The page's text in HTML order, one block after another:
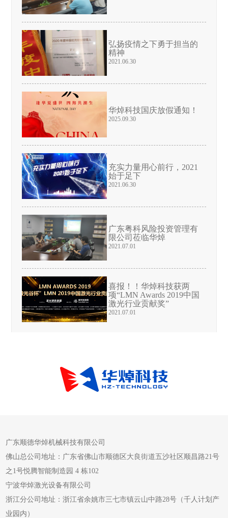
弘扬疫情之下勇于担当的
精神
2021.06.30
华焯科技国庆放假通知！
2025.09.30
充实力量用心前行，2021
始于足下
2021.06.30
广东粤科风险投资管理有
限公司莅临华焯
2021.07.01
喜报！！华焯科技获两
项“LMN Awards 2019中国
激光行业贡献奖”
2021.07.01
广东顺德华焯机械科技有限公司
佛山总公司地址：广东省佛山市顺德区大良街道五沙社区顺昌路21号
之1号悦腾智能制造园 4 栋102
宁波华焯激光设备有限公司
浙江分公司地址：浙江省余姚市三七市镇云山中路28号（千人计划产
业园内）